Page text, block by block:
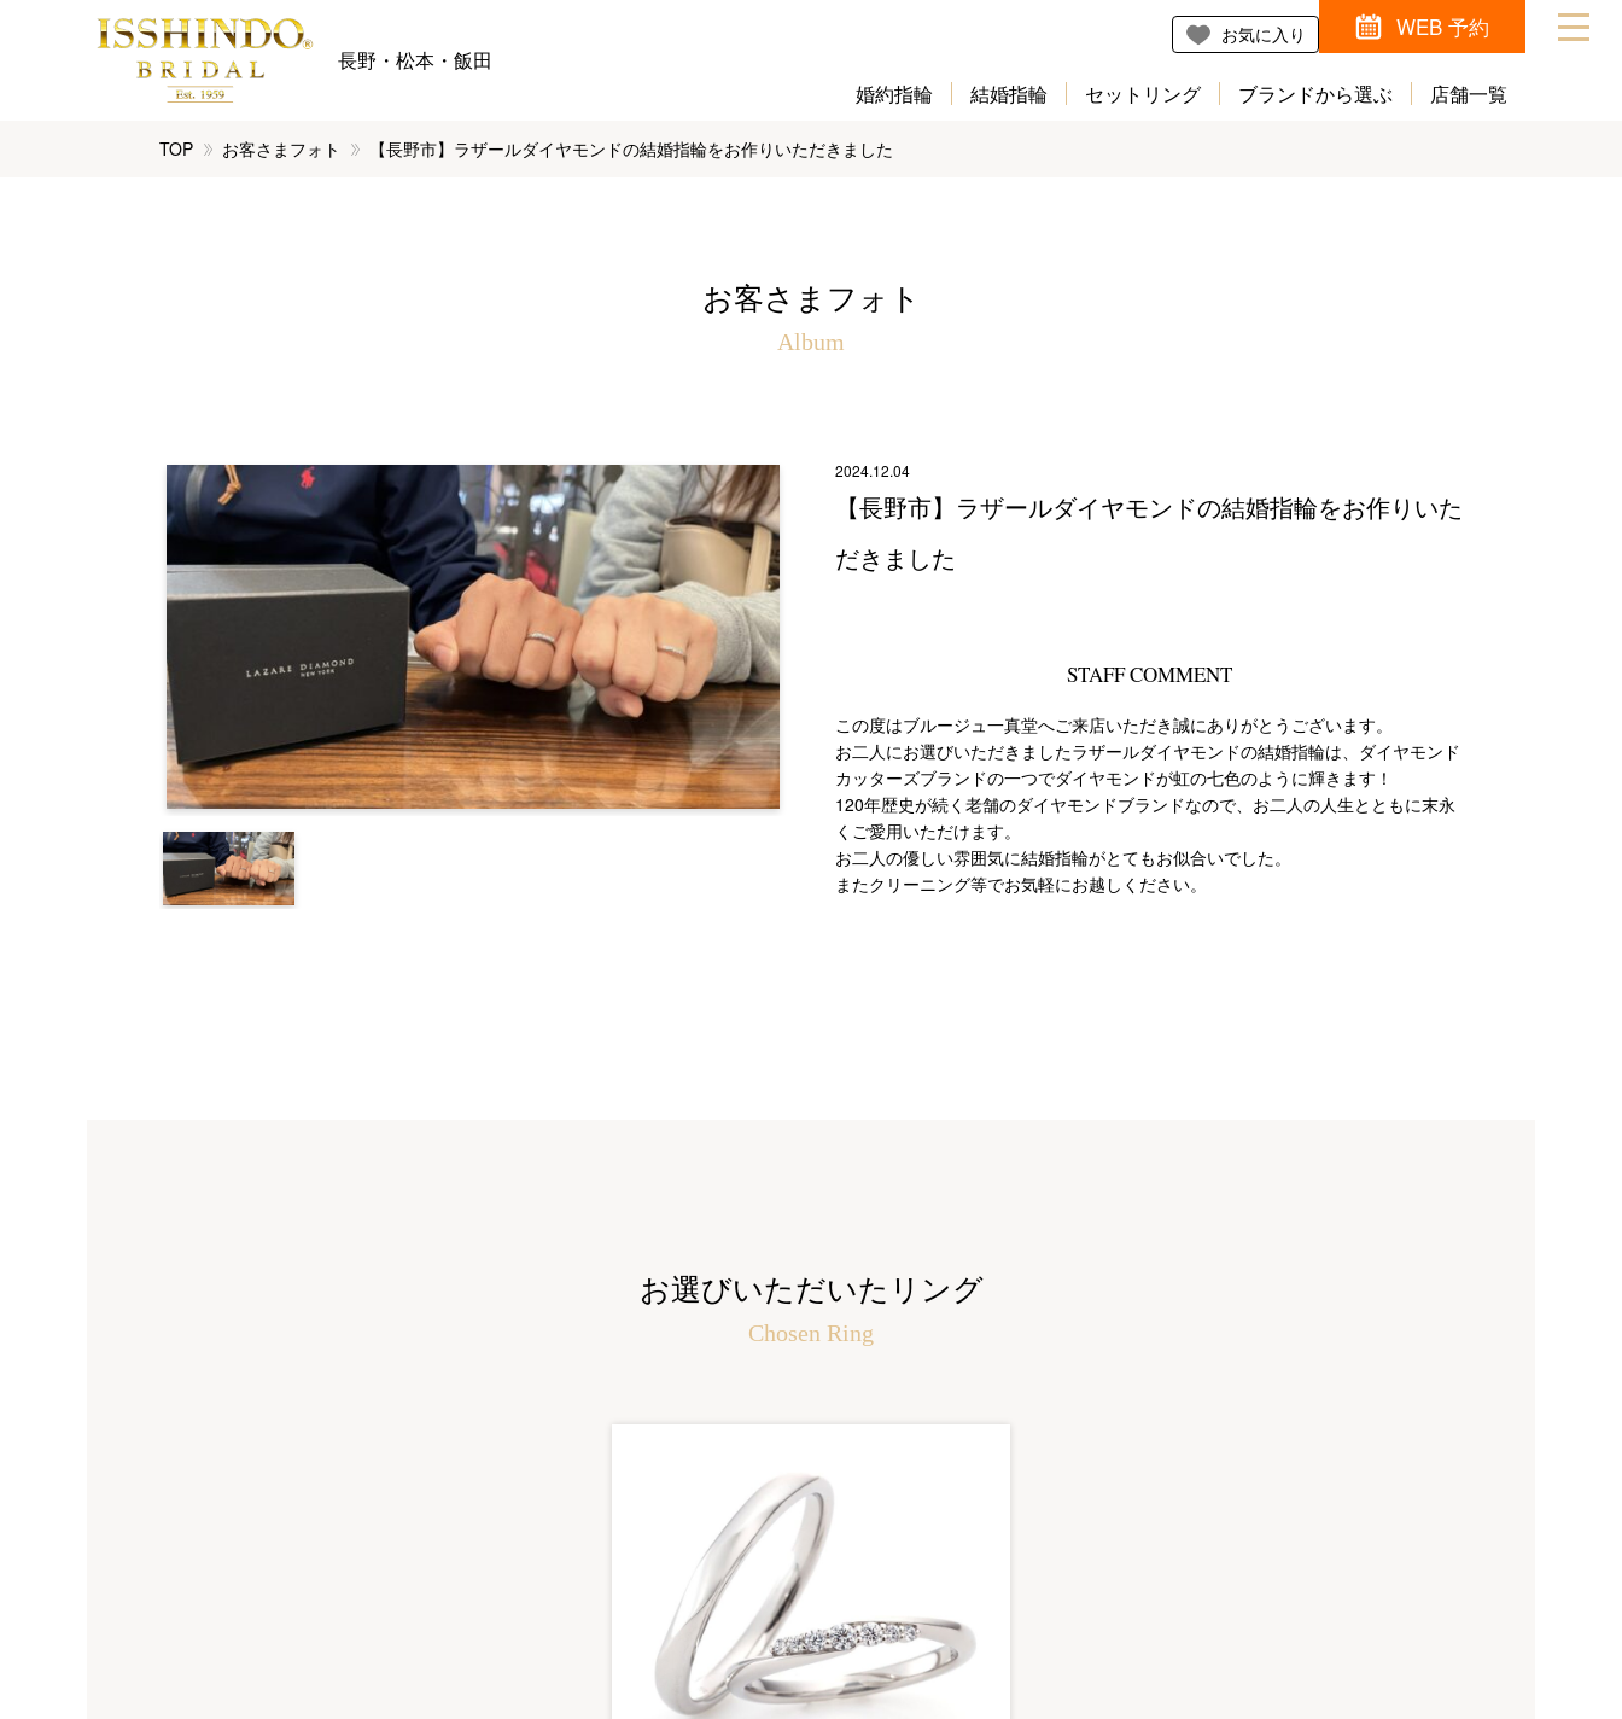
長野・松本・飯田
お気に入り WEB 予約
婚約指輪 結婚指輪 セットリング ブランドから選ぶ 店舗一覧
TOP お客さまフォト 【長野市】ラザールダイヤモンドの結婚指輪をお作りいただきました
お客さまフォト
Album
2024.12.04
【長野市】ラザールダイヤモンドの結婚指輪をお作りいた
だきました
STAFF COMMENT
この度はブルージュ一真堂へご来店いただき誠にありがとうございます。
お二人にお選びいただきましたラザールダイヤモンドの結婚指輪は、ダイヤモンド
カッターズブランドの一つでダイヤモンドが虹の七色のように輝きます！
120年歴史が続く老舗のダイヤモンドブランドなので、お二人の人生とともに末永
くご愛用いただけます。
お二人の優しい雰囲気に結婚指輪がとてもお似合いでした。
またクリーニング等でお気軽にお越しください。
お選びいただいたリング
Chosen Ring